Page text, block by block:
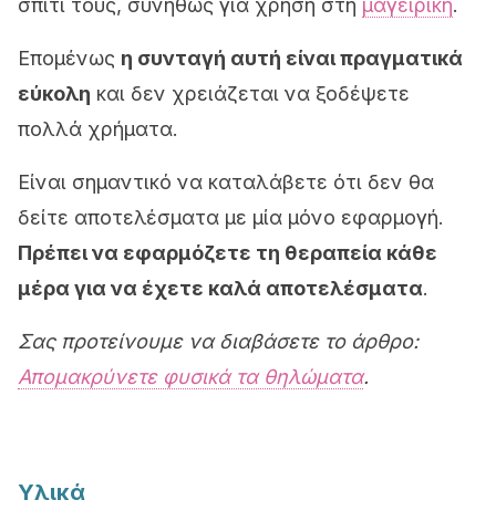
σπίτι τους, συνήθως για χρήση στη μαγειρική.
Επομένως η συνταγή αυτή είναι πραγματικά
εύκολη και δεν χρειάζεται να ξοδέψετε
πολλά χρήματα.
Είναι σημαντικό να καταλάβετε ότι δεν θα
δείτε αποτελέσματα με μία μόνο εφαρμογή.
Πρέπει να εφαρμόζετε τη θεραπεία κάθε
μέρα για να έχετε καλά αποτελέσματα.
Σας προτείνουμε να διαβάσετε το άρθρο:
Απομακρύνετε φυσικά τα θηλώματα.
Υλικά